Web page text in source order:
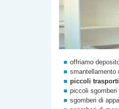
offriamo
smantellamento
piccoli
piccoli
sgomberi di